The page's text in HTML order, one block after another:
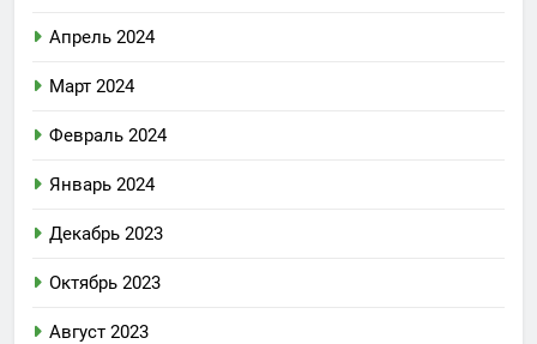
Апрель 2024
Март 2024
Февраль 2024
Январь 2024
Декабрь 2023
Октябрь 2023
Август 2023